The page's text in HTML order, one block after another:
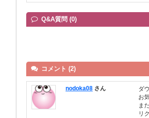
Q&A質問 (0)
コメント (2)
nodoka08 さん
ダ
お
ま
リ